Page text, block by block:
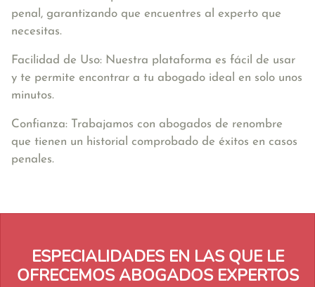
penal, garantizando que encuentres al experto que
necesitas.
Facilidad de Uso: Nuestra plataforma es fácil de usar
y te permite encontrar a tu abogado ideal en solo unos
minutos.
Confianza: Trabajamos con abogados de renombre
que tienen un historial comprobado de éxitos en casos
penales.
ESPECIALIDADES EN LAS QUE LE
OFRECEMOS ABOGADOS EXPERTOS